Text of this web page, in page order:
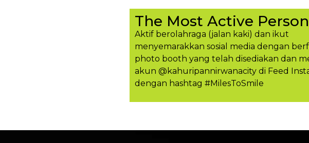
The Most Active Person
Aktif berolahraga (jalan kaki) dan ikut
menyemarakkan sosial media dengan
photo booth yang telah disediakan dan
akun @kahuripannirwanacity di Feed
dengan hashtag #MilesToSmile